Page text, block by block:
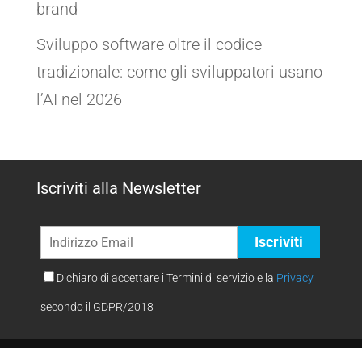
brand
Sviluppo software oltre il codice
tradizionale: come gli sviluppatori usano
l’AI nel 2026
Iscriviti alla Newsletter
Dichiaro di accettare i Termini di servizio e la Privacy
secondo il GDPR/2018